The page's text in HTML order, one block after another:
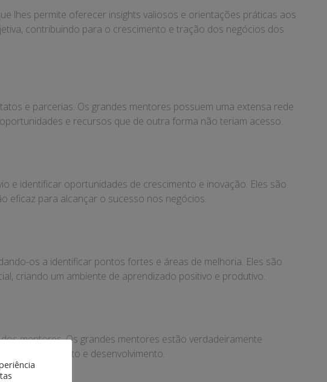
lhes permite oferecer insights valiosos e orientações práticas aos
contribuindo para o crescimento e tração dos negócios dos
e parcerias. Os grandes mentores possuem uma extensa rede
e recursos que de outra forma não teriam acesso.
e identificar oportunidades de crescimento e inovação. Eles são
eficaz para alcançar o sucesso nos negócios.
os a identificar pontos fortes e áreas de melhoria. Eles são
criando um ambiente de aprendizado positivo e produtivo.
mentores. Os grandes mentores estão verdadeiramente
de crescimento e desenvolvimento.